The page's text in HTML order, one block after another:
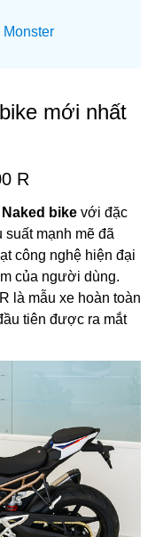
mới nhất
R
Naked bike với đặc
suất mạnh mẽ đã
công nghệ hiện đại
của người dùng.
là mẫu xe hoàn toàn
tiên được ra mắt